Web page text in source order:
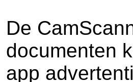
De
documenten
app